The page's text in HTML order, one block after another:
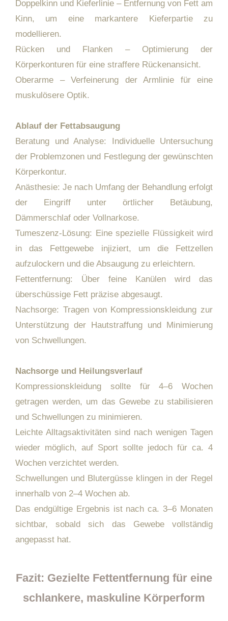
Doppelkinn und Kieferlinie – Entfernung von Fett am
Kinn, um eine markantere Kieferpartie zu
modellieren.
Rücken und Flanken – Optimierung der
Körperkonturen für eine straffere Rückenansicht.
Oberarme – Verfeinerung der Armlinie für eine
muskulösere Optik.
Ablauf der Fettabsaugung
Beratung und Analyse: Individuelle Untersuchung
der Problemzonen und Festlegung der gewünschten
Körperkontur.
Anästhesie: Je nach Umfang der Behandlung erfolgt
der Eingriff unter örtlicher Betäubung,
Dämmerschlaf oder Vollnarkose.
Tumeszenz-Lösung: Eine spezielle Flüssigkeit wird
in das Fettgewebe injiziert, um die Fettzellen
aufzulockern und die Absaugung zu erleichtern.
Fettentfernung: Über feine Kanülen wird das
überschüssige Fett präzise abgesaugt.
Nachsorge: Tragen von Kompressionskleidung zur
Unterstützung der Hautstraffung und Minimierung
von Schwellungen.
Nachsorge und Heilungsverlauf
Kompressionskleidung sollte für 4–6 Wochen
getragen werden, um das Gewebe zu stabilisieren
und Schwellungen zu minimieren.
Leichte Alltagsaktivitäten sind nach wenigen Tagen
wieder möglich, auf Sport sollte jedoch für ca. 4
Wochen verzichtet werden.
Schwellungen und Blutergüsse klingen in der Regel
innerhalb von 2–4 Wochen ab.
Das endgültige Ergebnis ist nach ca. 3–6 Monaten
sichtbar, sobald sich das Gewebe vollständig
angepasst hat.
Fazit: Gezielte Fettentfernung für eine
schlankere, maskuline Körperform